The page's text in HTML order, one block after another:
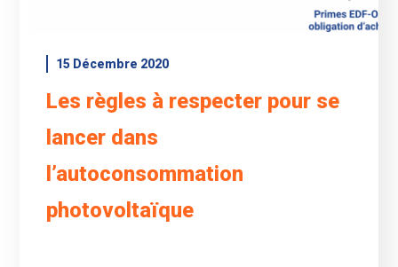
15 Décembre 2020
Les règles à respecter pour se
lancer dans
l’autoconsommation
photovoltaïque